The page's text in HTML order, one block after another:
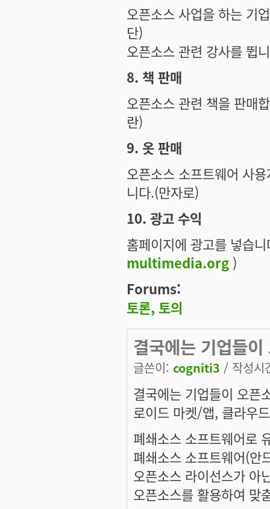
오픈소스 사업을 하는 기
단)
오픈소스 관련 강사를 뜁
8. 책 판매
오픈소스 관련 책을 판매
란)
9. 옷 판매
오픈소스 소프트웨어 사
니다.(만자로)
10. 광고 수익
홈페이지에 광고를 넣습
multimedia.org )
Forums:
토론, 토의
결국에는 기업들
글쓴이: cogniti3 / 작성
결국에는 기업들이 오픈
로이드 마켓/앱, 클라우
폐쇄소스 소프트웨어로
폐쇄소스 소프트웨어(안
오픈소스 라이선스가 아
오픈소스를 활용하여 맞